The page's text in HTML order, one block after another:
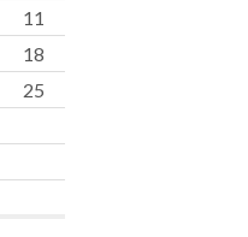
11
18
25